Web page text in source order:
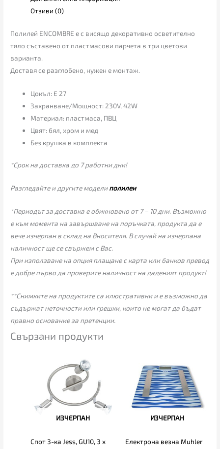
Отзиви (0)
Полилей ENCOMBRE е с висящо декоративно осветително
тяло съставено от пластмасови парчета в три цветови
варианта.
Доставя се разглобено, нужен е монтаж.
Цокъл: E 27
Захранване/Мощност: 230V, 42W
Материал: пластмаса, ПВЦ
Цвят: бял, хром и мед
Без крушка в комплекта
*Срок на доставка до 7 работни дни!
Разгледайте и другите моделиполилеи
*Периодът за доставка е обикновено от 7 – 10 дни. Възможно
е към момента на завършване на поръчката, продукта да е
вече изчерпан в склад на Вносителя. В случай на изчерпана
наличност ще се свържем с Вас.
При използване на опция плащане с карта или банков превод
е добре първо да проверите наличност на даденият продукт!
**Снимките на продуктите са илюстративни и е възможно да
съдържат неточности или грешки, които не могат да бъдат
правно основание за претенции.
Свързани продукти
ИЗЧЕРПАН
Спот 3-ка Jess, GU10, 3 x
ИЗЧЕРПАН
Електрона везна Muhler